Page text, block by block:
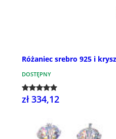
Różaniec srebro 925 i
DOSTĘPNY
zł 334,12